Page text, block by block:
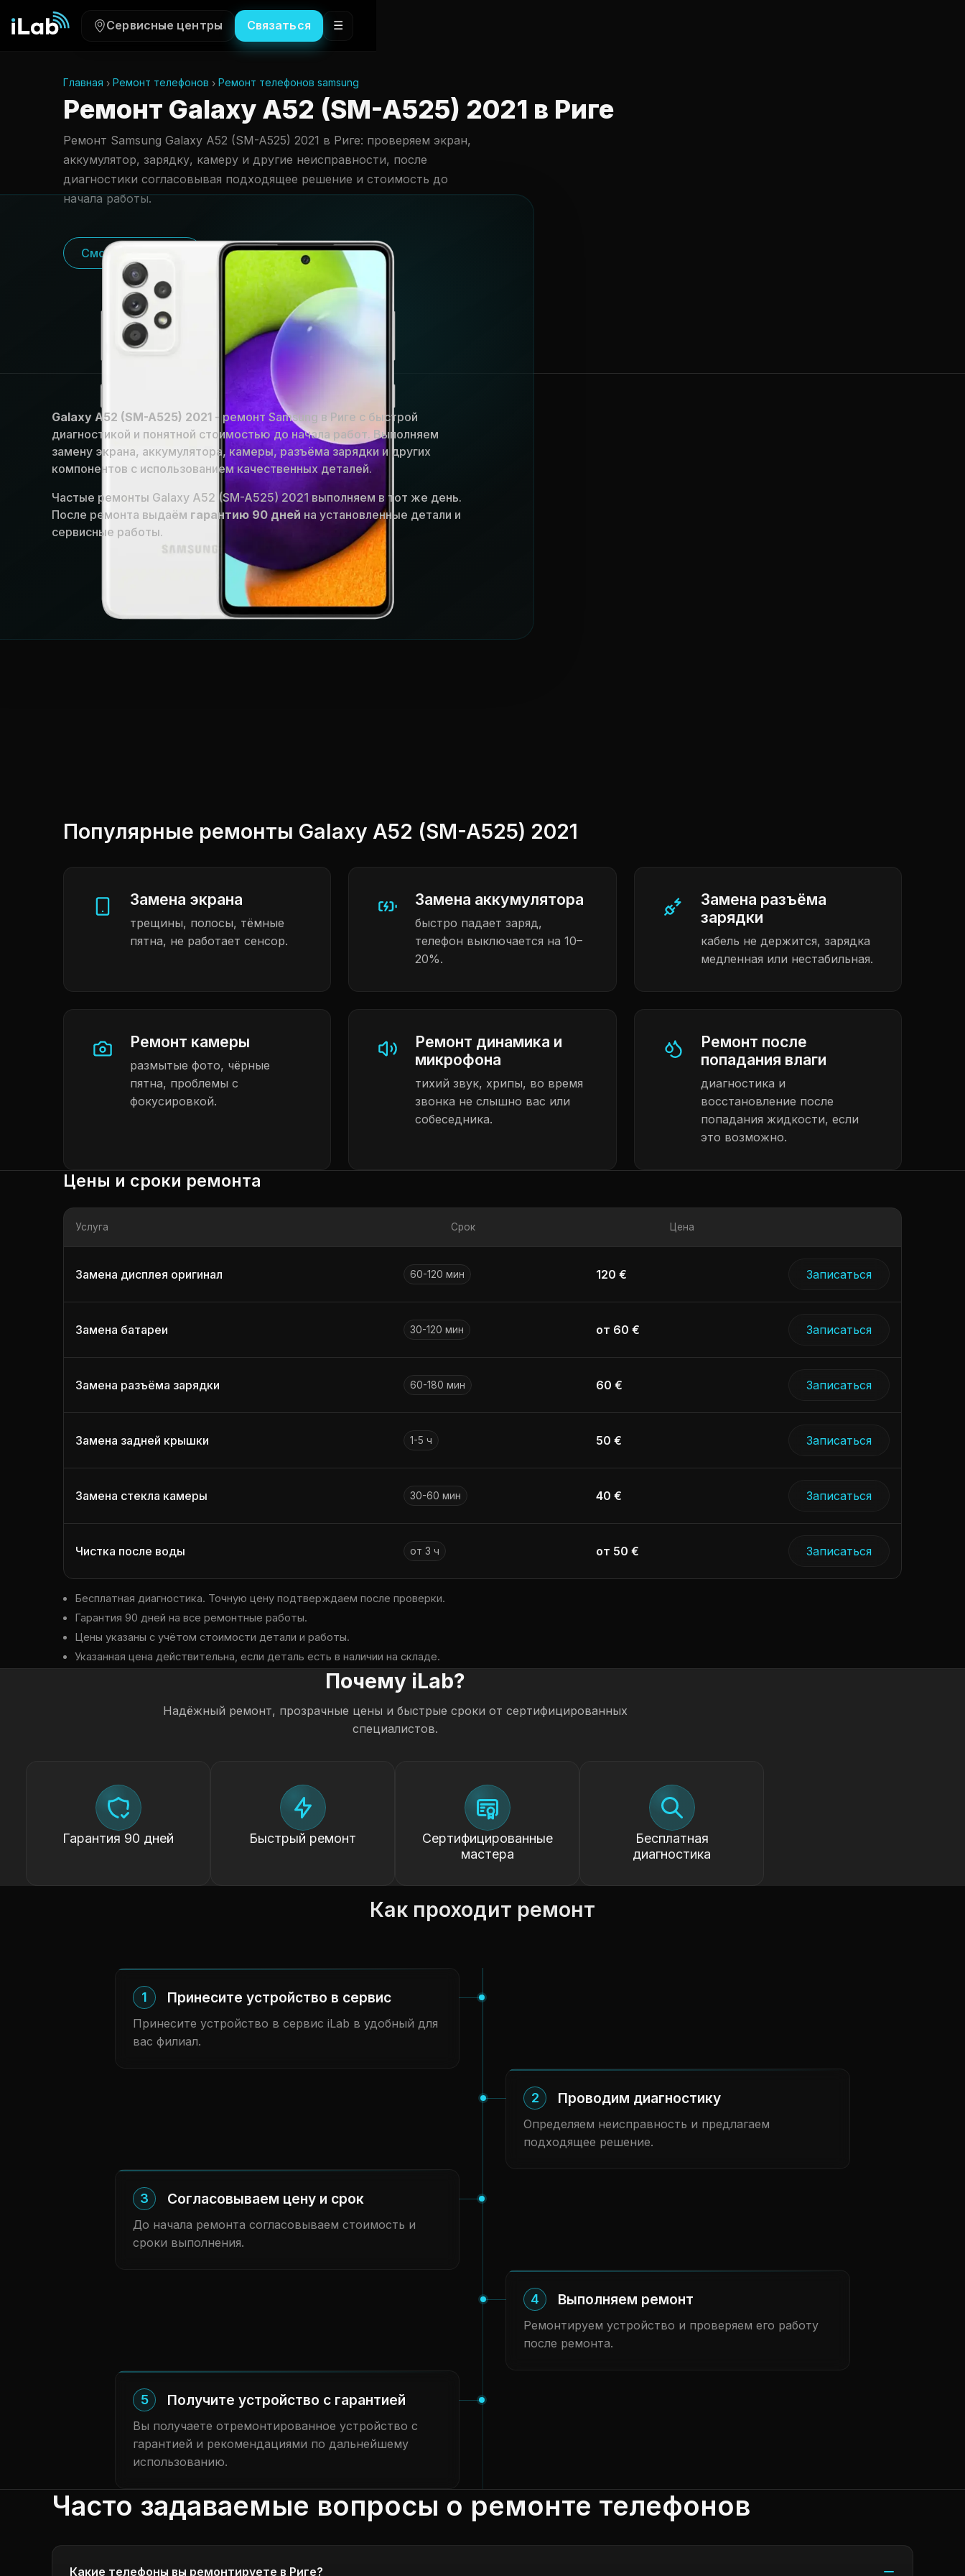
Сервисные центры Связаться ☰
Главная Ремонт телефонов Ремонт телефонов samsung
Ремонт Galaxy A52 (SM-A525) 2021 в Риге
Ремонт Samsung Galaxy A52 (SM-A525) 2021 в Риге: проверяем экран,
аккумулятор, зарядку, камеру и другие неисправности, после
диагностики согласовывая подходящее решение и стоимость до
начала работы.
Смотреть цены
Galaxy A52 (SM-A525) 2021 - ремонт Samsung в Риге с быстрой
диагностикой и понятной стоимостью до начала работ. Выполняем
замену экрана, аккумулятора, камеры, разъёма зарядки и других
компонентов с использованием качественных деталей.
Частые ремонты Galaxy A52 (SM-A525) 2021 выполняем в тот же день.
После ремонта выдаём гарантию 90 дней на установленные детали и
сервисные работы.
Популярные ремонты Galaxy A52 (SM-A525) 2021
Замена экрана
трещины, полосы, тёмные
пятна, не работает сенсор.
Замена аккумулятора
быстро падает заряд,
телефон выключается на 10–
20%.
Замена разъёма
зарядки
кабель не держится, зарядка
медленная или нестабильная.
Ремонт камеры
размытые фото, чёрные
пятна, проблемы с
фокусировкой.
Ремонт динамика и
микрофона
тихий звук, хрипы, во время
звонка не слышно вас или
собеседника.
Ремонт после
попадания влаги
диагностика и
восстановление после
попадания жидкости, если
это возможно.
Цены и сроки ремонта
Услуга Срок Цена
Замена дисплея оригинал 60-120 мин 120 € Записаться
Замена батареи 30-120 мин от 60 € Записаться
Замена разъёма зарядки 60-180 мин 60 € Записаться
Замена задней крышки 1-5 ч 50 € Записаться
Замена стекла камеры 30-60 мин 40 € Записаться
Чистка после воды от 3 ч от 50 € Записаться
Бесплатная диагностика. Точную цену подтверждаем после проверки.
Гарантия 90 дней на все ремонтные работы.
Цены указаны с учётом стоимости детали и работы.
Указанная цена действительна, если деталь есть в наличии на складе.
Почему iLab?
Надёжный ремонт, прозрачные цены и быстрые сроки от сертифицированных
специалистов.
Гарантия 90 дней Быстрый ремонт
Сертифицированные
мастера
Бесплатная
диагностика
Как проходит ремонт
1 Принесите устройство в сервис
Принесите устройство в сервис iLab в удобный для
вас филиал.
2 Проводим диагностику
Определяем неисправность и предлагаем
подходящее решение.
3 Согласовываем цену и срок
До начала ремонта согласовываем стоимость и
сроки выполнения.
4 Выполняем ремонт
Ремонтируем устройство и проверяем его работу
после ремонта.
5 Получите устройство с гарантией
Вы получаете отремонтированное устройство с
гарантией и рекомендациями по дальнейшему
использованию.
Часто задаваемые вопросы о ремонте телефонов
Какие телефоны вы ремонтируете в Риге?